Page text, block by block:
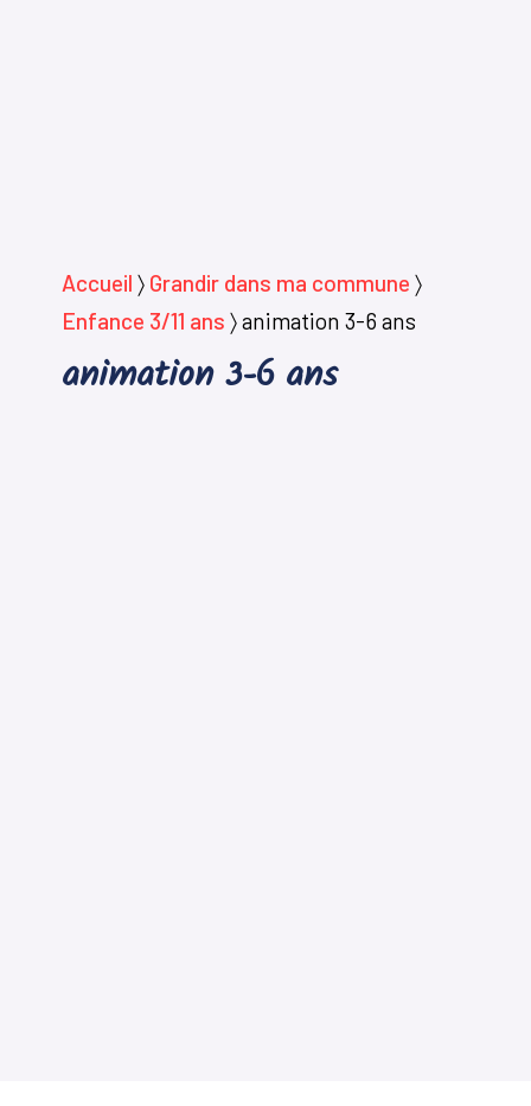
Accueil 〉 Grandir dans ma commune 〉
Enfance 3/11 ans 〉animation 3-6 ans
animation 3-6 ans